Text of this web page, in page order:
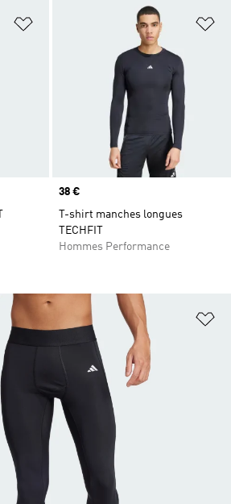
Ajouter à la Liste de produits
Prix
38 €
T-shirt manches longues
TECHFIT
Hommes Performance